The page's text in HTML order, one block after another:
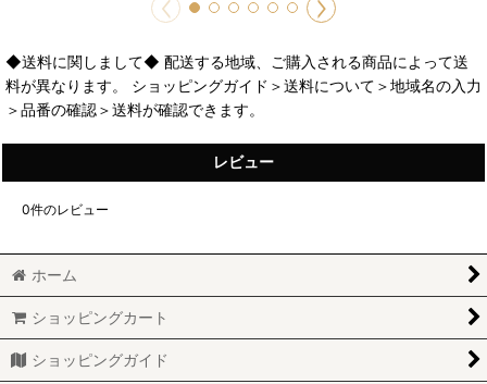
◆送料に関しまして◆ 配送する地域、ご購入される商品によって送
料が異なります。 ショッピングガイド＞送料について＞地域名の入力
＞品番の確認＞送料が確認できます。
レビュー
0件のレビュー
ホーム
ショッピングカート
ショッピングガイド